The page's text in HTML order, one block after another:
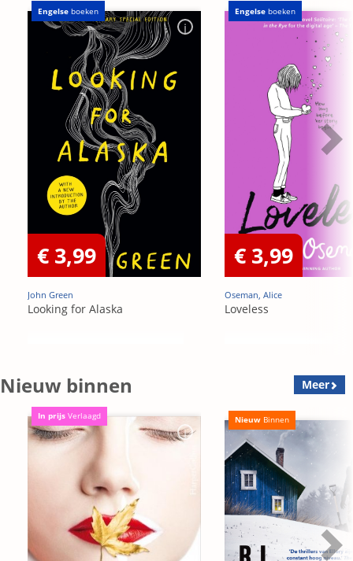
Engelse boeken
€ 3,99
John Green
Looking for Alaska
Engelse boeken
€ 3,99
Oseman, Alice
Loveless
Nieuw binnen Meer
In prijs Verlaagd Nieuw Binnen